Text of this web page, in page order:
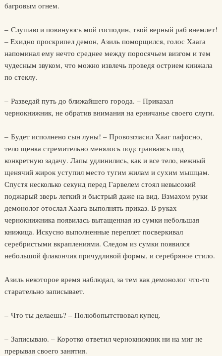
багровым огнем.
– Слушаю и повинуюсь мой господин, твой верный раб внемлет!
– Ехидно проскрипел демон, Азиль поморщился, голос Хаага
напоминал ему нечто среднее между поросячьем визгом и тем
чудесным звуком, что можно извлечь проведя острием кинжала
по стеклу.
– Разведай путь до ближайшего города. – Приказал
чернокнижник, не обратив внимания на ерничанье своего слуги.
– Будет исполнено сын луны! – Провозгласил Хааг пафосно,
тело щенка стремительно менялось подстраиваясь под
конкретную задачу. Лапы удлинились, как и все тело, нежный
щенячий жирок уступил место тугим жилам и сухим мышцам.
Спустя несколько секунд перед Гарвелем стоял невысокий
поджарый зверь легкий и быстрый даже на вид. Взмахом руки
демонолог отослал Хаага выполнять приказ. В руках
чернокнижника появилась вытащенная из сумки небольшая
книжица. Искусно выполненные переплет посверкивал
серебристыми вкраплениями. Следом из сумки появился
небольшой флакончик причудливой формы, и серебряное стило.
Азиль некоторое время наблюдал, за тем как демонолог что-то
старательно записывает.
– Что ты делаешь? – Полюбопытствовал купец.
– Записываю. – Коротко ответил чернокнижник ни на миг не
прерывая своего занятия.